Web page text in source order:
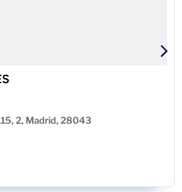
2, Madrid, 28043